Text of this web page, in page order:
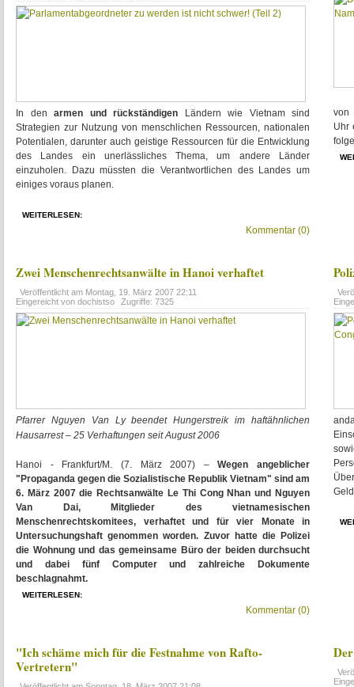
In denarmen und rückständigen Ländern wie Vietnam sind
Strategien zur Nutzung von menschlichen Ressourcen, nationalen
Potentialen, darunter auch geistige Ressourcen für die Entwicklung
des Landes ein unerlässliches Thema, um andere Länder
einzuholen. Dazu müssten die Verantwortlichen des Landes um
einiges voraus planen.
WEITERLESEN:
Kommentar (0)
von
Uhr
Zwei Menschenrechtsanwälte in Hanoi verhaftet
Veröffentlicht am Montag, 19. März 2007 22:11
Eingereicht von dochistso
Zugriffe: 7325
Pfarrer Nguyen Van Ly beendet Hungerstreik im haftähnlichen
Hausarrest – 25 Verhaftungen seit August 2006
Hanoi - Frankfurt/M. (7. März 2007) –Wegen angeblicher
"Propaganda gegen die Sozialistische Republik Vietnam" sind am
6. März 2007 die Rechtsanwälte Le Thi Cong Nhan und Nguyen
Van Dai, Mitglieder des vietnamesischen
Menschenrechtskomitees, verhaftet und für vier Monate in
Untersuchungshaft genommen worden. Zuvor hatte die Polizei
die Wohnung und das gemeinsame Büro der beiden durchsucht
und dabei fünf Computer und zahlreiche Dokumente
beschlagnahmt.
WEITERLESEN:
Kommentar (0)
"Ich schäme mich für die Festnahme von Rafto-
Vertretern"